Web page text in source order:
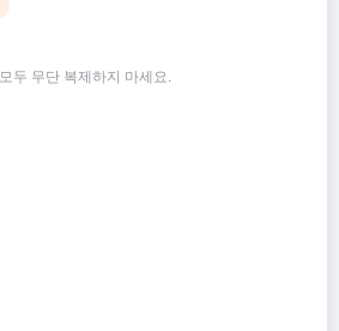
모두 무단 복제하지 마세요.